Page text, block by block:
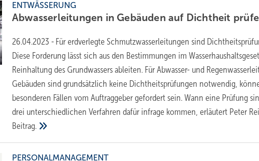
ENTWÄSSERUNG
Abwasserleitungen in Gebäuden auf Dichtheit
26.04.2023 - Für erdverlegte Schmutzwasserleitungen sind
Diese Forderung lässt sich aus den Bestimmungen im
Reinhaltung des Grundwassers ableiten. Für Abwasser- und
Gebäuden sind grundsätzlich keine Dichtheitsprüfungen notwendig,
besonderen Fällen vom Auftraggeber gefordert sein. Wann eine Prüfung
drei unterschiedlichen Verfahren dafür infrage kommen, erläutert Peter
Beitrag.
PERSONALMANAGEMENT